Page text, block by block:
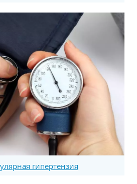
гипертензия